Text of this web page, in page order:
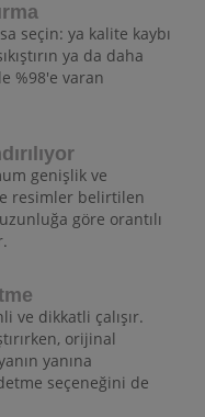
seçin: ya kalite kaybı
ya da daha
%98'e varan
genişlik ve
resimler belirtilen
göre orantılı
ve dikkatli çalışır.
orijinal
yanına
seçeneğini de